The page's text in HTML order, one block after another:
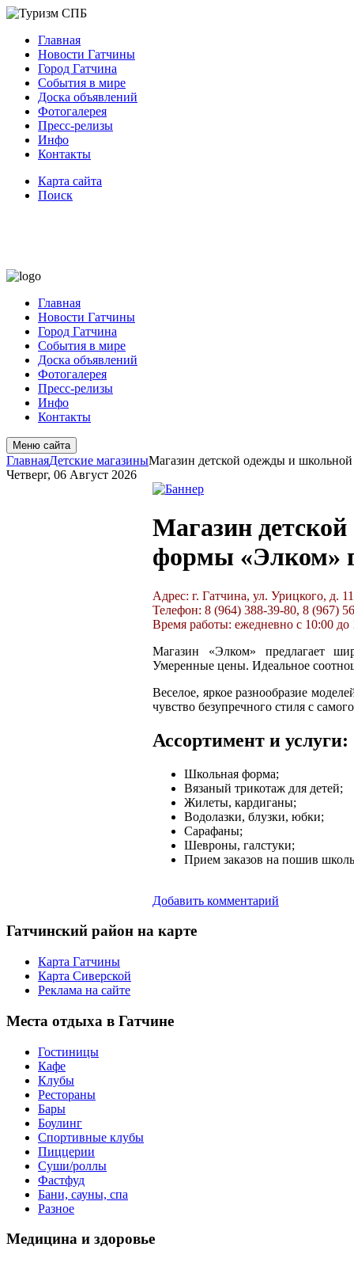
Главная
Новости Гатчины
Город Гатчина
События в мире
Доска объявлений
Фотогалерея
Пресс-релизы
Инфо
Контакты
Карта сайта
Поиск
Главная
Новости Гатчины
Город Гатчина
События в мире
Доска объявлений
Фотогалерея
Пресс-релизы
Инфо
Контакты
Меню сайта
ГлавнаяДетские магазиныМагазин детской одежды и
Четверг, 06 Август 2026
Магазин
формы «Элком»
Адрес: г. Гатчина, ул. Урицкого, д.
Телефон: 8 (964) 388-39-80, 8 (967)
Время работы: ежедневно с 10:00 до
Магазин «Элком» предлагает
Умеренные цены. Идеальное
Веселое, яркое разнообразие
чувство безупречного стиля с
Ассортимент и услуги:
Школьная форма;
Вязаный трикотаж для детей;
Жилеты, кардиганы;
Водолазки, блузки, юбки;
Сарафаны;
Шевроны, галстуки;
Прием заказов на пошив
Добавить комментарий
Гатчинский район на карте
Карта Гатчины
Карта Сиверской
Реклама на сайте
Места отдыха в Гатчине
Гостиницы
Кафе
Клубы
Рестораны
Бары
Боулинг
Спортивные клубы
Пиццерии
Суши/роллы
Фастфуд
Бани, сауны, спа
Разное
Медицина и здоровье